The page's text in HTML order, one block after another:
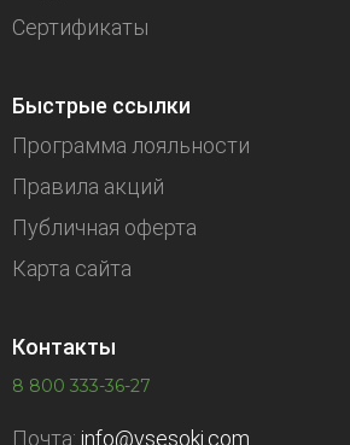
Сертификаты
Быстрые ссылки
Программа лояльности
Правила акций
Публичная оферта
Карта сайта
Контакты
8 800 333-36-27
Почта: info@vsesoki.com